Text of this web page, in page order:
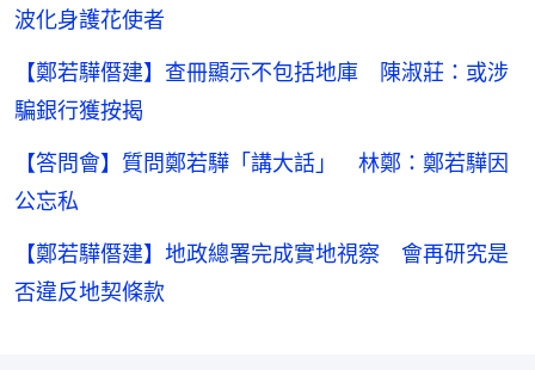
波化身護花使者
【鄭若驊僭建】查冊顯示不包括地庫 陳淑莊：或涉
騙銀行獲按揭
【答問會】質問鄭若驊「講大話」 林鄭：鄭若驊因
公忘私
【鄭若驊僭建】地政總署完成實地視察 會再研究是
否違反地契條款